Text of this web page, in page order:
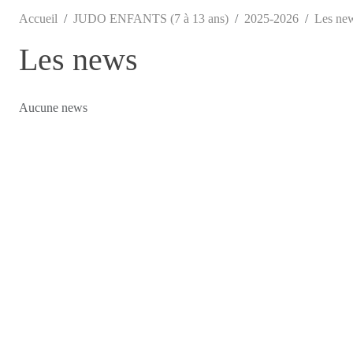
Accueil JUDO ENFANTS (7 à 13 ans) 2025-2026 Les
Les news
Aucune news